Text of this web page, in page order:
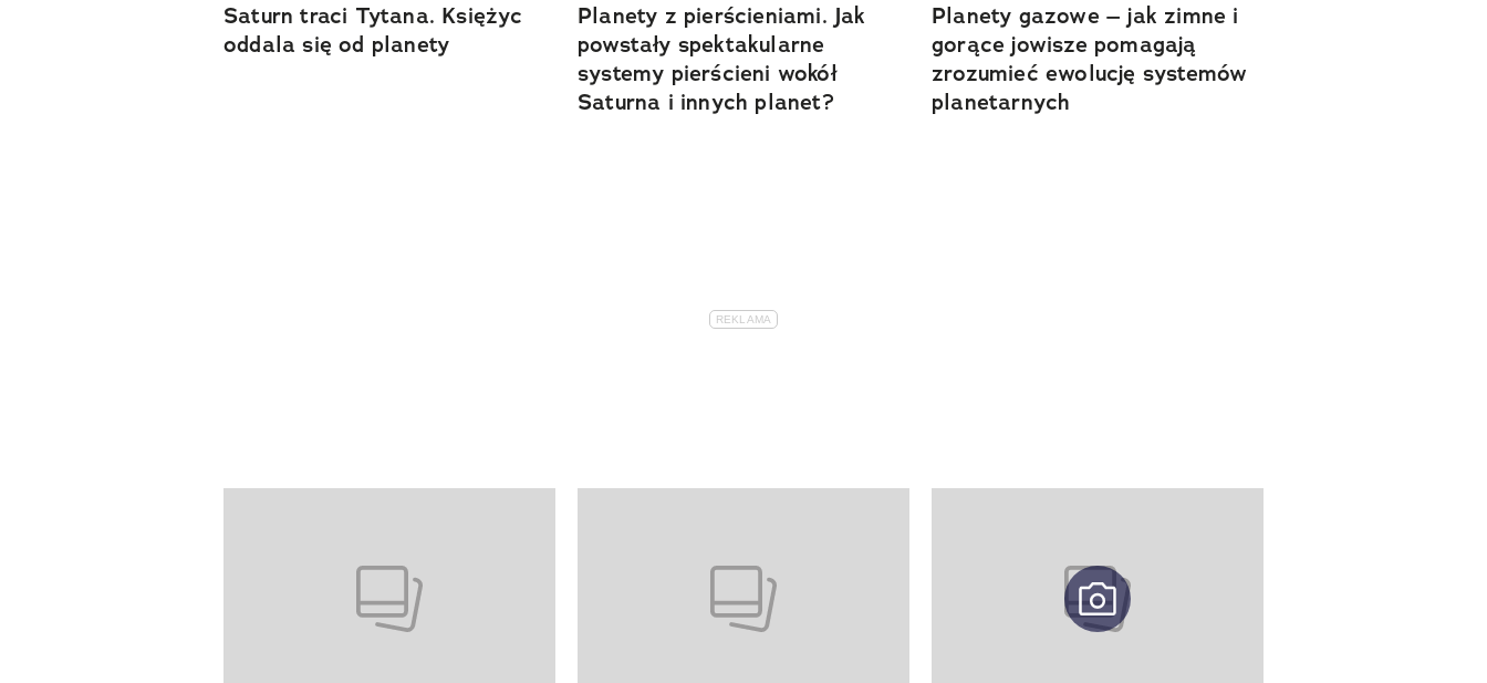
Saturn traci Tytana. Księżyc
oddala się od planety
Planety z pierścieniami. Jak
powstały spektakularne
systemy pierścieni wokół
Saturna i innych planet?
Planety gazowe – jak zimne i
gorące jowisze pomagają
zrozumieć ewolucję systemów
planetarnych